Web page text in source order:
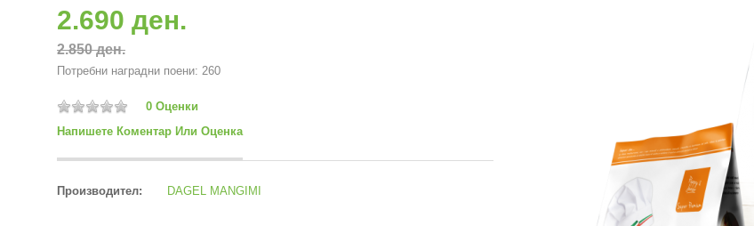
2.690 ден.
2.850 ден.
Потребни наградни поени: 260
0 Оценки
Напишете Коментар Или Оценка
Производител: DAGEL MANGIMI